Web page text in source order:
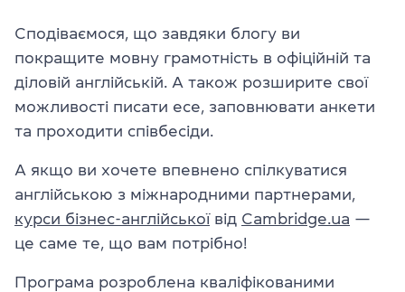
Сподіваємося, що завдяки блогу ви
покращите мовну грамотність в офіційній та
діловій англійській. А також розширите свої
можливості писати есе, заповнювати анкети
та проходити співбесіди.
А якщо ви хочете впевнено спілкуватися
англійською з міжнародними партнерами,
курси бізнес-англійськоївід Cambridge.ua —
це саме те, що вам потрібно!
Програма розроблена кваліфікованими